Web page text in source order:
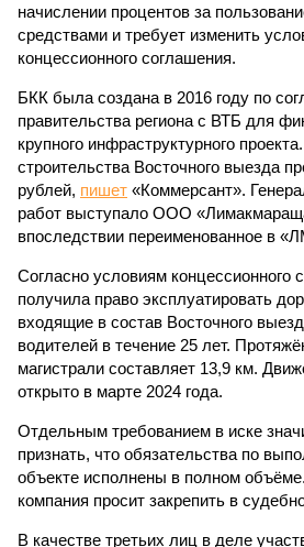
начислении процентов за
средствами и требует изменить
концессионного соглашения.
БКК была создана в 2016 году по
правительства региона с ВТБ для
крупного инфраструктурного
строительства Восточного выезда
рублей, пишет «Коммерсант».
работ выступало ООО
впоследствии переименованное в
Согласно условиям концессионного
получила право эксплуатировать
входящие в состав Восточного
водителей в течение 25 лет.
магистрали составляет 13,9 км.
открыто в марте 2024 года.
Отдельным требованием в иске
признать, что обязательства по
объекте исполнены в полном
компания просит закрепить в
В качестве третьих лиц в деле